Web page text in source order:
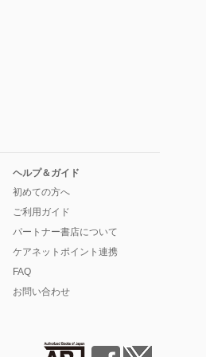
ヘルプ＆ガイド
初めての方へ
ご利用ガイド
パートナー書店について
ケアネットポイント連携
FAQ
お問い合わせ